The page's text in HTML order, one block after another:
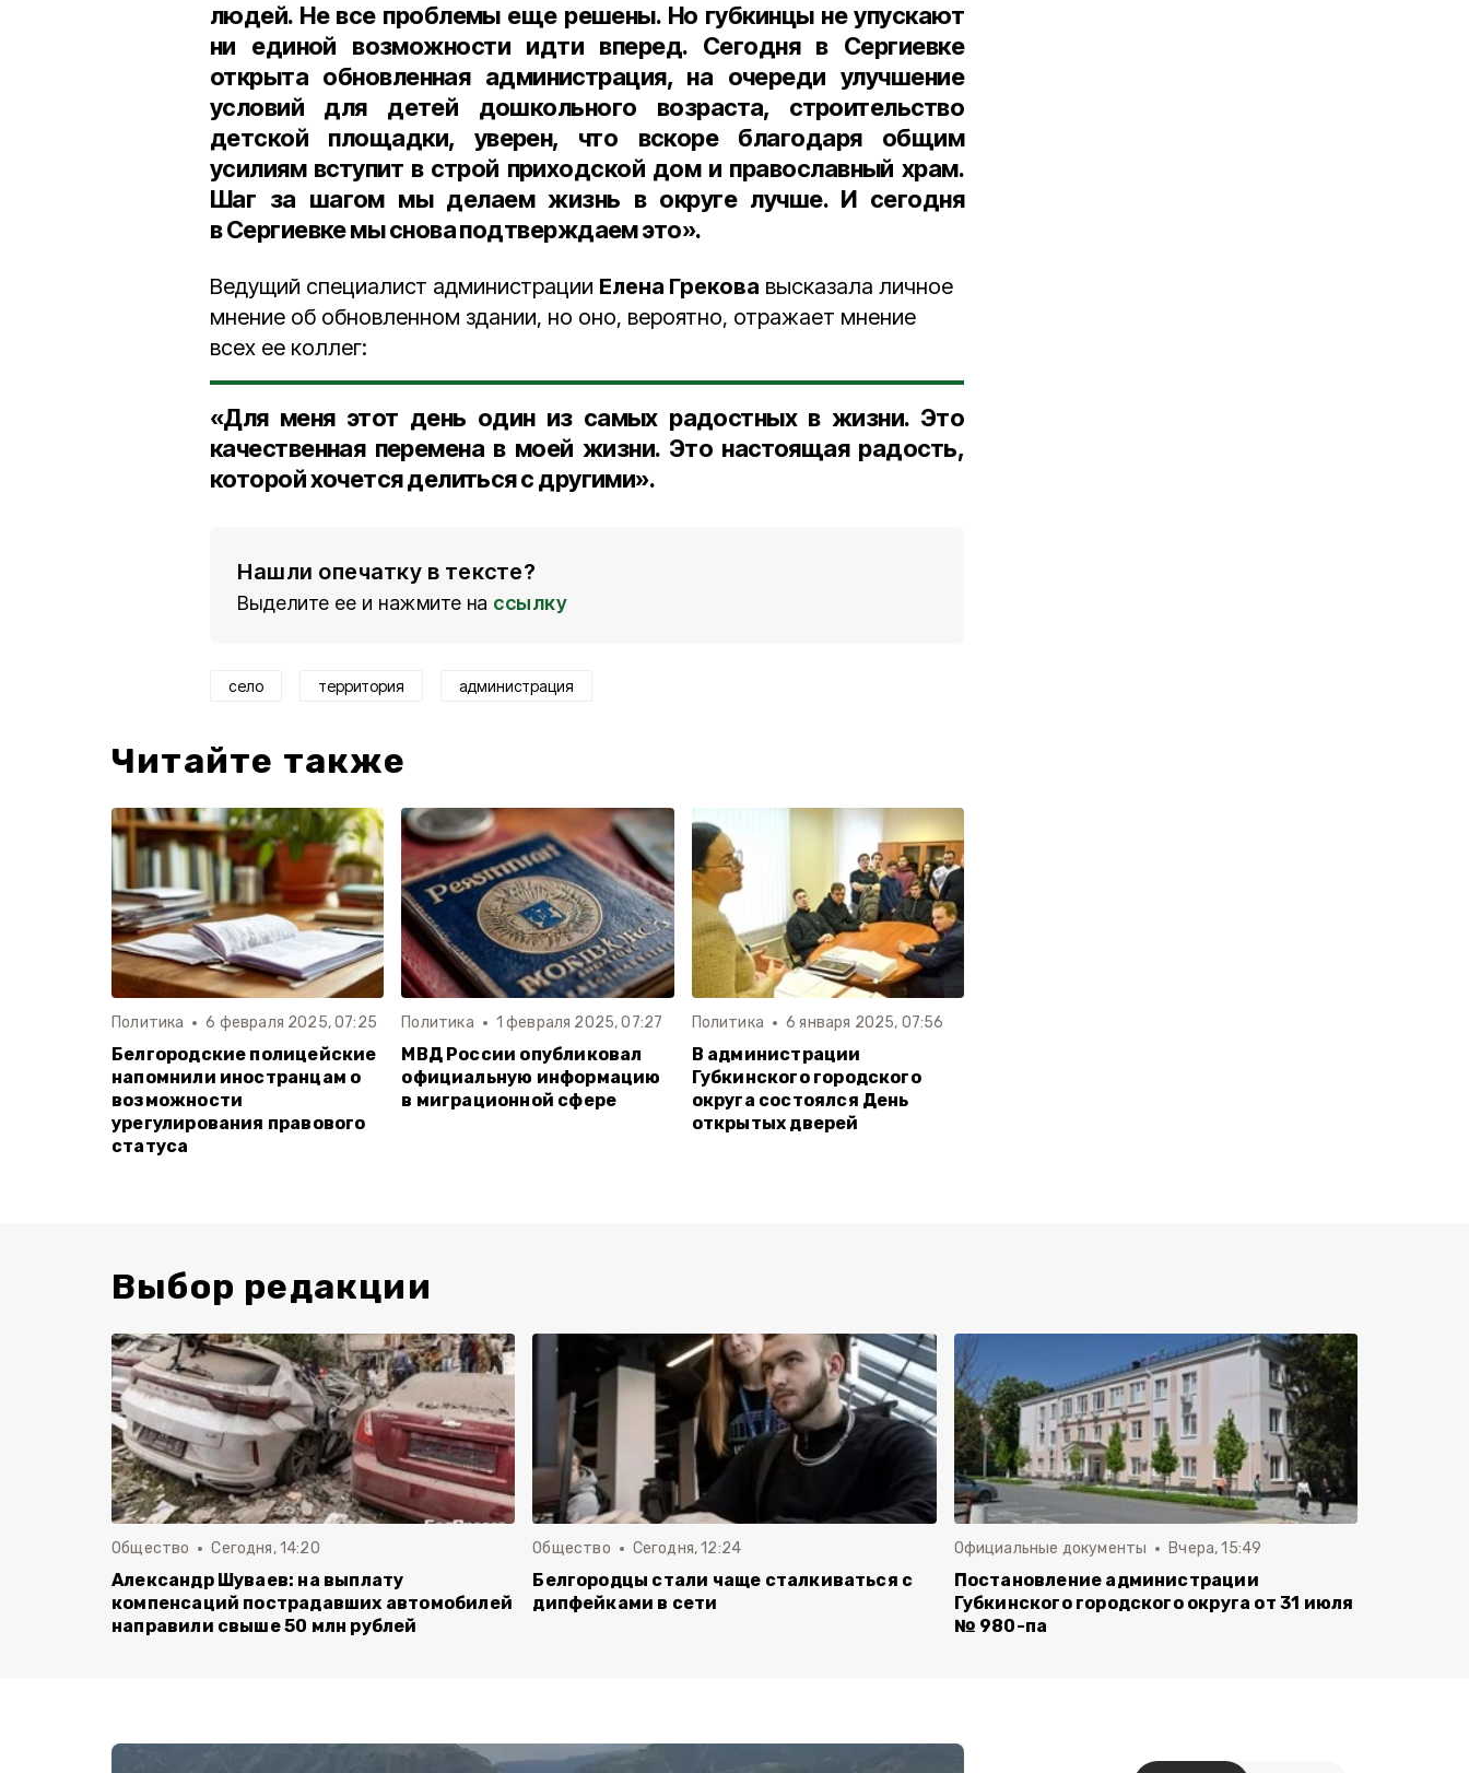
людей. Не все проблемы еще решены. Но губкинцы не упускают
ни единой возможности идти вперед. Сегодня в Сергиевке
открыта обновленная администрация, на очереди улучшение
условий для детей дошкольного возраста, строительство
детской площадки, уверен, что вскоре благодаря общим
усилиям вступит в строй приходской дом и православный храм.
Шаг за шагом мы делаем жизнь в округе лучше. И сегодня
в Сергиевке мы снова подтверждаем это».
Ведущий специалист администрации Елена Грекова высказала личное
мнение об обновленном здании, но оно, вероятно, отражает мнение
всех ее коллег:
«Для меня этот день один из самых радостных в жизни. Это
качественная перемена в моей жизни. Это настоящая радость,
которой хочется делиться с другими».
Нашли опечатку в тексте?
Выделите ее и нажмите на ссылку
село территория администрация
Читайте также
Политика 6 февраля 2025, 07:25
Белгородские полицейские
напомнили иностранцам о
возможности
урегулирования правового
статуса
Политика 1 февраля 2025, 07:27
МВД России опубликовал
официальную информацию
в миграционной сфере
Политика 6 января 2025, 07:56
В администрации
Губкинского городского
округа состоялся День
открытых дверей
Выбор редакции
Общество Сегодня, 14:20
Александр Шуваев: на выплату
компенсаций пострадавших автомобилей
направили свыше 50 млн рублей
Общество Сегодня, 12:24
Белгородцы стали чаще сталкиваться с
дипфейками в сети
Официальные документы Вчера, 15:49
Постановление администрации
Губкинского городского округа от 31 июля
№ 980-па